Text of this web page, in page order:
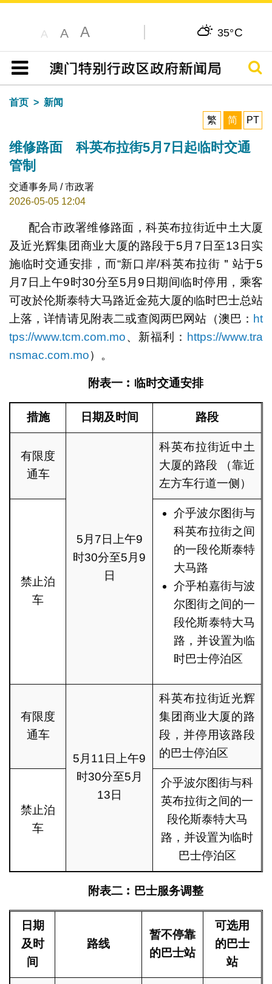
A A A 35°C
目录
搜寻
首页
新闻
繁
简 PT
维修路面 科英布拉街5月7日起临时交通
管制
交通事务局 / 市政署
2026-05-05 12:04
配合市政署维修路面，科英布拉街近中土大厦
及近光辉集团商业大厦的路段于5月7日至13日实
施临时交通安排，而“新口岸/科英布拉街＂站于5
月7日上午9时30分至5月9日期间临时停用，乘客
可改於伦斯泰特大马路近金苑大厦的临时巴士总站
上落，详情请见附表二或查阅两巴网站（澳巴： ht
tps://www.tcm.com.mo、新福利： https://www.tra
nsmac.com.mo）。
附表一︰临时交通安排
措施 日期及时间 路段
有限度
通车
5月7日上午9
时30分至5月9
日
科英布拉街近中土
大厦的路段 （靠近
左方车行道一侧）
禁止泊
车
介乎波尔图街与
科英布拉街之间
的一段伦斯泰特
大马路
介乎柏嘉街与波
尔图街之间的一
段伦斯泰特大马
路，并设置为临
时巴士停泊区
有限度
通车
5月11日上午9
时30分至5月
13日
科英布拉街近光辉
集团商业大厦的路
段，并停用该路段
的巴士停泊区
禁止泊
车
介乎波尔图街与科
英布拉街之间的一
段伦斯泰特大马
路，并设置为临时
巴士停泊区
附表二︰巴士服务调整
日期
及时
间
路线
暂不停靠
的巴士站
可选用
的巴士
站